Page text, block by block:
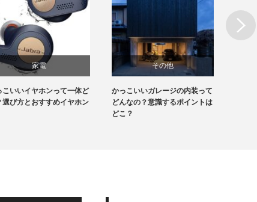
家電
こいいイヤホンって一体ど
選び方とおすすめイヤホン
その他
かっこいいガレージの内装って
どんなの？意識するポイントは
どこ？
Next